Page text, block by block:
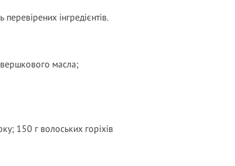
інгредієнтів.
масла;
150 г волоських горіхів